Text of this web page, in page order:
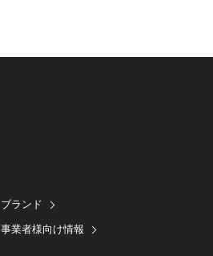
ブランド
事業者様向け情報